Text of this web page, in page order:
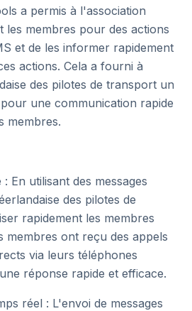
a permis à l'association
les membres pour des actions
et de les informer rapidement
actions. Cela a fourni à
des pilotes de transport un
une communication rapide
membres.
utilisant des messages
des pilotes de
rapidement les membres
membres ont reçu des appels
via leurs téléphones
réponse rapide et efficace.
réel : L'envoi de messages